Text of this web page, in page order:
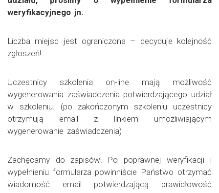
weryfikacyjnego jn.
Liczba miejsc jest ograniczona – decyduje kolejność
zgłoszeń!
Uczestnicy szkolenia on-line mają możliwość
wygenerowania zaświadczenia potwierdzającego udział
w szkoleniu. (po zakończonym szkoleniu uczestnicy
otrzymują email z linkiem umożliwiającym
wygenerowanie zaświadczenia)
Zachęcamy do zapisów! Po poprawnej weryfikacji i
wypełnieniu formularza powinniście Państwo otrzymać
wiadomość email potwierdzającą prawidłowość